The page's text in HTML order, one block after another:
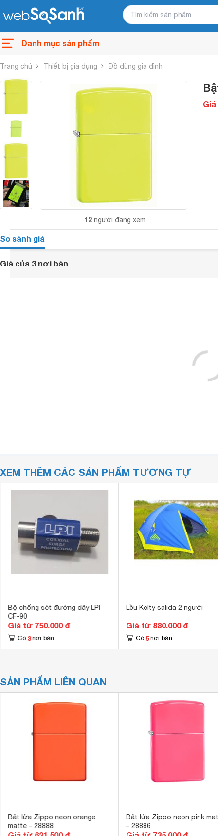
Danh mục sản phẩm
Trang chủ Thiết bị gia dụng Đồ dùng gia đình
12 người đang xem
So sánh giá
Giá của 3 nơi bán
XEM THÊM CÁC SẢN PHẨM TƯƠNG TỰ
Bộ chống sét đường dây LPI
CF-90
Giá từ 750.000 đ
Có 3 nơi bán
Lều Kelty salida 2 người
Giá từ 880.000 đ
Có 5 nơi bán
SẢN PHẨM LIÊN QUAN
Bật lửa Zippo neon orange
matte – 28888
Bật lửa Zippo neon pink
– 28886